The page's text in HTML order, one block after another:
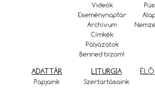
Videók
Eseménynaptár
Archívum
Címkék
Pályázatok
Benned bízom!
ADATTÁR
Papjaink
LITURGIA
Szertartásaink